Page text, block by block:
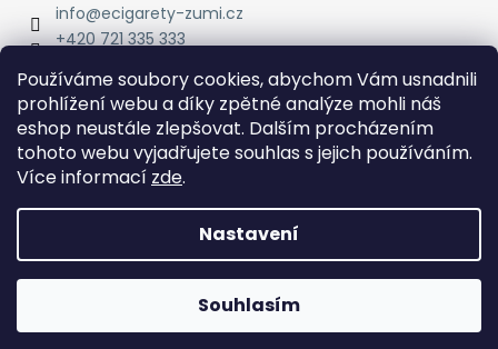
Používáme soubory cookies, abychom Vám usnadnili
prohlížení webu a díky zpětné analýze mohli náš
eshop neustále zlepšovat. Dalším procházením
tohoto webu vyjadřujete souhlas s jejich používáním.
Více informací zde.
Nastavení
Souhlasím
Doprava ZDARMA od 2000 Kč! Dárek k objednávce od 2500
info@ecigarety-zumi.cz
+420 721 335 333
Copyright 2026eCigarety ZUMI. Všechna práva
vyhrazena.